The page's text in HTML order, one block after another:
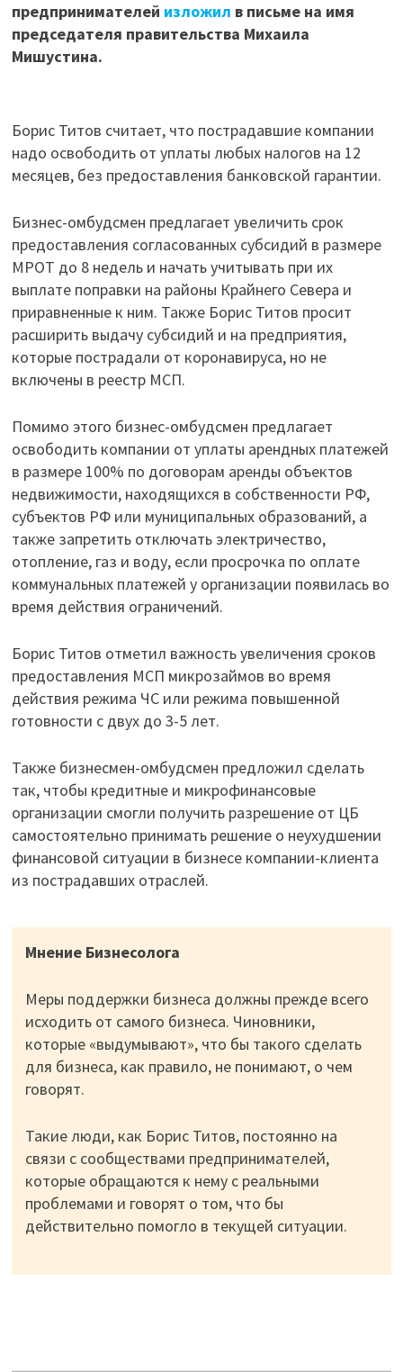
предпринимателей изложил в письме на имя
председателя правительства Михаила
Мишустина.
Борис Титов считает, что пострадавшие компании
надо освободить от уплаты любых налогов на 12
месяцев, без предоставления банковской гарантии.
Бизнес-омбудсмен предлагает увеличить срок
предоставления согласованных субсидий в размере
МРОТ до 8 недель и начать учитывать при их
выплате поправки на районы Крайнего Севера и
приравненные к ним. Также Борис Титов просит
расширить выдачу субсидий и на предприятия,
которые пострадали от коронавируса, но не
включены в реестр МСП.
Помимо этого бизнес-омбудсмен предлагает
освободить компании от уплаты арендных платежей
в размере 100% по договорам аренды объектов
недвижимости, находящихся в собственности РФ,
субъектов РФ или муниципальных образований, а
также запретить отключать электричество,
отопление, газ и воду, если просрочка по оплате
коммунальных платежей у организации появилась во
время действия ограничений.
Борис Титов отметил важность увеличения сроков
предоставления МСП микрозаймов во время
действия режима ЧС или режима повышенной
готовности с двух до 3-5 лет.
Также бизнесмен-омбудсмен предложил сделать
так, чтобы кредитные и микрофинансовые
организации смогли получить разрешение от ЦБ
самостоятельно принимать решение о неухудшении
финансовой ситуации в бизнесе компании-клиента
из пострадавших отраслей.
Мнение Бизнесолога
Меры поддержки бизнеса должны прежде всего
исходить от самого бизнеса. Чиновники,
которые «выдумывают», что бы такого сделать
для бизнеса, как правило, не понимают, о чем
говорят.
Такие люди, как Борис Титов, постоянно на
связи с сообществами предпринимателей,
которые обращаются к нему с реальными
проблемами и говорят о том, что бы
действительно помогло в текущей ситуации.